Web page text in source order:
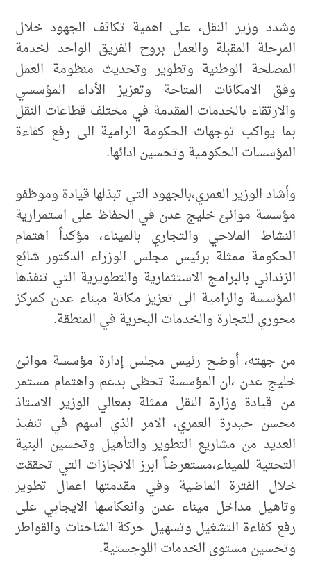
وشدد وزير النقل، على اهمية تكاثف الجهود خلال
المرحلة المقبلة والعمل بروح الفريق الواحد لخدمة
المصلحة الوطنية وتطوير وتحديث منظومة العمل
وفق الامكانات المتاحة وتعزيز الأداء المؤسسي
والارتقاء بالخدمات المقدمة في مختلف قطاعات النقل
بما يواكب توجهات الحكومة الرامية الى رفع كفاءة
المؤسسات الحكومية وتحسين ادائها.
وأشاد الوزير العمري،بالجهود التي تبذلها قيادة وموظفو
مؤسسة موانئ خليج عدن في الحفاظ على استمرارية
النشاط الملاحي والتجاري بالميناء، مؤكداً اهتمام
الحكومة ممثلة برئيس مجلس الوزراء الدكتور شائع
الزنداني بالبرامج الاستثمارية والتطويرية التي تنفذها
المؤسسة والرامية الى تعزيز مكانة ميناء عدن كمركز
محوري للتجارة والخدمات البحرية في المنطقة.
من جهته، أوضح رئيس مجلس إدارة مؤسسة موانئ
خليج عدن ،ان المؤسسة تحظى بدعم واهتمام مستمر
من قيادة وزارة النقل ممثلة بمعالي الوزير الاستاذ
محسن حيدرة العمري، الامر الذي اسهم في تنفيذ
العديد من مشاريع التطوير والتأهيل وتحسين البنية
التحتية للميناء،مستعرضاً ابرز الانجازات التي تحققت
خلال الفترة الماضية وفي مقدمتها اعمال تطوير
وتاهيل مداخل ميناء عدن وانعكاسها الايجابي على
رفع كفاءة التشغيل وتسهيل حركة الشاحنات والقواطر
وتحسين مستوى الخدمات اللوجستية.